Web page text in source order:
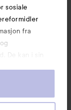
sosiale
fra
De kan i sin
har samlet
vår. For